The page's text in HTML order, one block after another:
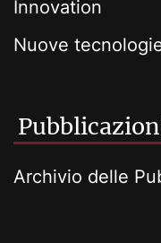
Innovation
Nuove
Archivio delle